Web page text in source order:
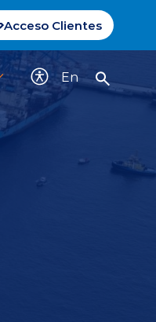
Acceso Clientes
En